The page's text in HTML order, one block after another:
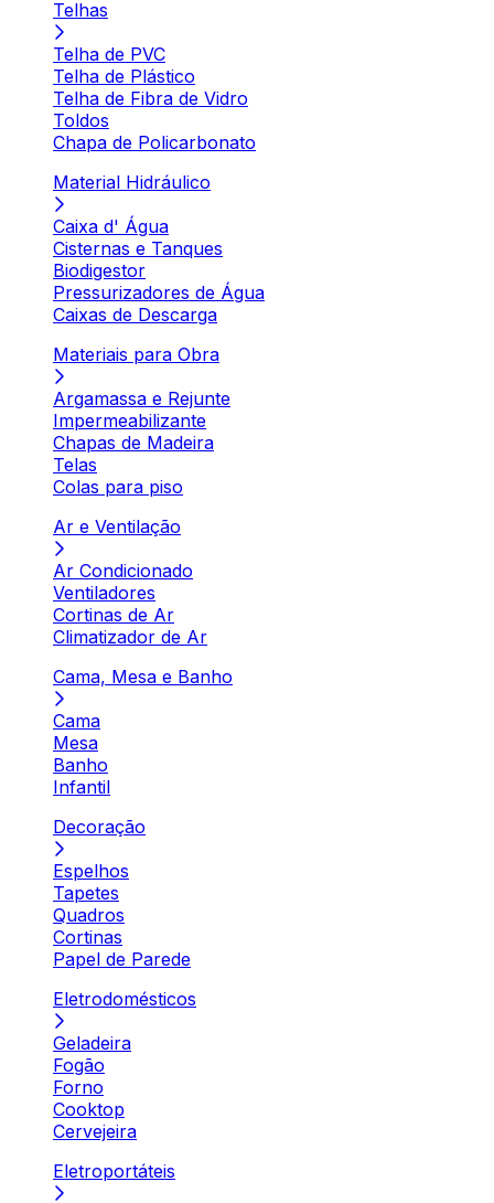
Telhas
Telha de PVC
Telha de Plástico
Telha de Fibra de Vidro
Toldos
Chapa de Policarbonato
Material Hidráulico
Caixa d' Água
Cisternas e Tanques
Biodigestor
Pressurizadores de Água
Caixas de Descarga
Materiais para Obra
Argamassa e Rejunte
Impermeabilizante
Chapas de Madeira
Telas
Colas para piso
Ar e Ventilação
Ar Condicionado
Ventiladores
Cortinas de Ar
Climatizador de Ar
Cama, Mesa e Banho
Cama
Mesa
Banho
Infantil
Decoração
Espelhos
Tapetes
Quadros
Cortinas
Papel de Parede
Eletrodomésticos
Geladeira
Fogão
Forno
Cooktop
Cervejeira
Eletroportáteis